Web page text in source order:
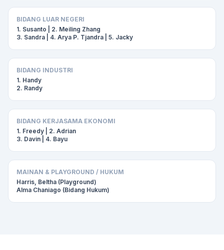
BIDANG LUAR NEGERI
1. Susanto | 2. Meiling Zhang
3. Sandra | 4. Arya P. Tjandra | 5. Jacky
BIDANG INDUSTRI
1. Handy
2. Randy
BIDANG KERJASAMA EKONOMI
1. Freedy | 2. Adrian
3. Davin | 4. Bayu
MAINAN & PLAYGROUND / HUKUM
Harris, Beltha (Playground)
Alma Chaniago (Bidang Hukum)